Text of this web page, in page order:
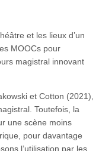
et les lieux d’un
MOOCs pour
magistral innovant
et Cotton (2021),
Toutefois, la
une scène moins
pour davantage
l’utilisation par les